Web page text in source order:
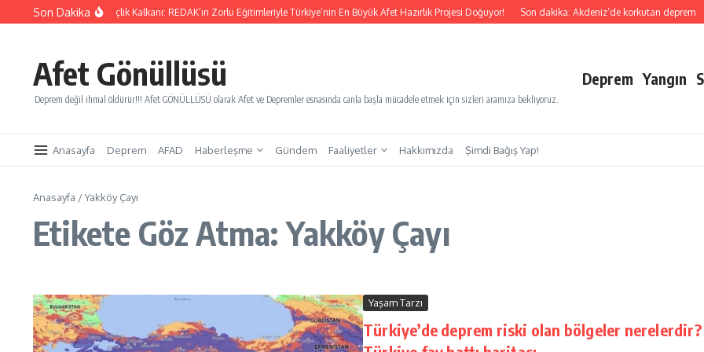
İçeriğe atlaSon Dakika
Yarınları Kurtaracak Gençlik Kalkanı: REDAK’ın Zorlu Eğitimleriyle Türkiye’nin En Büyük Afet Hazırlık Projesi Doğuyor! Son dakika: Akdeniz’de korkutan deprem
Afet Gönüllüsü
Deprem değil ihmal öldürür!!! Afet GÖNÜLLÜSÜ olarak Afet ve Depremler esnasında canla başla mücadele etmek için sizleri aramıza bekliyoruz.
Deprem Yangın
Anasayfa Deprem AFAD Haberleşme Gündem Faaliyetler Hakkımızda Şimdi Bağış Yap!
Anasayfa /Yakköy Çayı
Etikete Göz Atma: Yakköy Çayı
Yaşam Tarzı
Türkiye’de deprem riski olan bölgeler nerelerdir?